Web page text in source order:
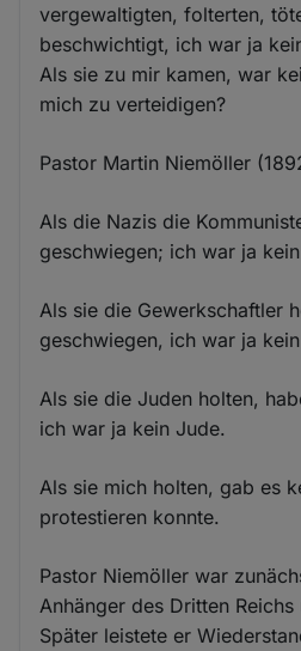
vergewaltigten, folterten,
beschwichtigt, ich war ja
Als sie zu mir kamen, war
mich zu verteidigen?
Pastor Martin Niemöller
Als die Nazis die
geschwiegen; ich war ja
Als sie die Gewerkschaftler
geschwiegen, ich war ja
Als sie die Juden holten,
ich war ja kein Jude.
Als sie mich holten, gab es
protestieren konnte.
Pastor Niemöller war
Anhänger des Dritten
Später leistete er